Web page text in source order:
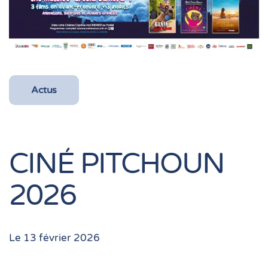
Actus
CINÉ PITCHOUN
2026
Le 13 février 2026